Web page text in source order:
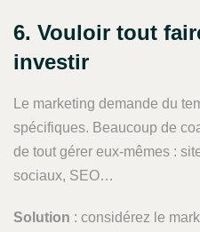
6. Vouloir tout
investir
Le marketing demande du
spécifiques. Beaucoup de
de tout gérer eux-mêmes :
sociaux, SEO…
Solution : considérez le